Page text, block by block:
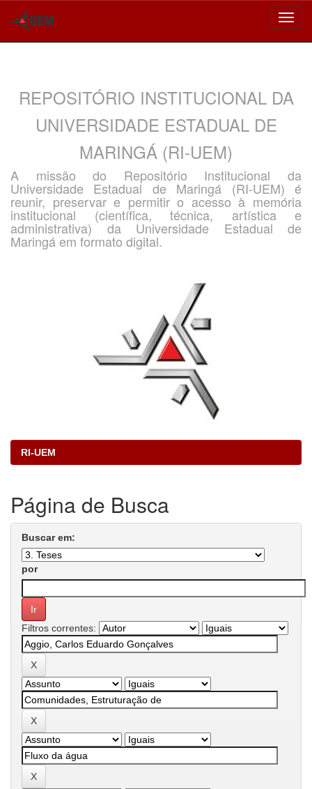
REPOSITÓRIO INSTITUCIONAL DA
UNIVERSIDADE ESTADUAL DE
MARINGÁ (RI-UEM)
A missão do Repositório Institucional da
Universidade Estadual de Maringá (RI-UEM) é
reunir, preservar e permitir o acesso à memória
institucional (científica, técnica, artística e
administrativa) da Universidade Estadual de
Maringá em formato digital.
RI-UEM
Página de Busca
Buscar em:
por
Filtros correntes: